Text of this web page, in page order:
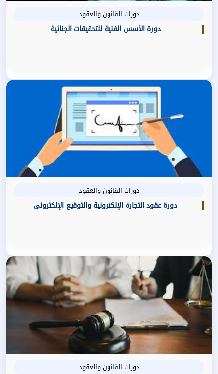
دورات القانون والعقود
دورة الأسس الفنية للتحقيقات الجنائية
دورات القانون والعقود
دورة عقود التجارة الإلكترونية والتوقيع الإلكترونى
دورات القانون والعقود